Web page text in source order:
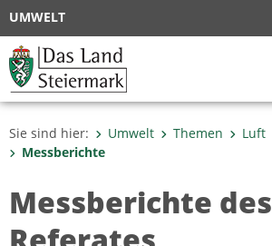
UMWELT
Sie sind hier: Umwelt Themen Luft
Messberichte
Messberichte des